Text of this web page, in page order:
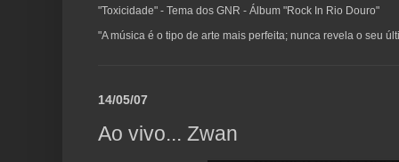
"Toxicidade" - Tema dos GNR - Álbum "Rock In Rio Douro"
"A música é o tipo de arte mais perfeita; nunca revela o seu
14/05/07
Ao vivo... Zwan